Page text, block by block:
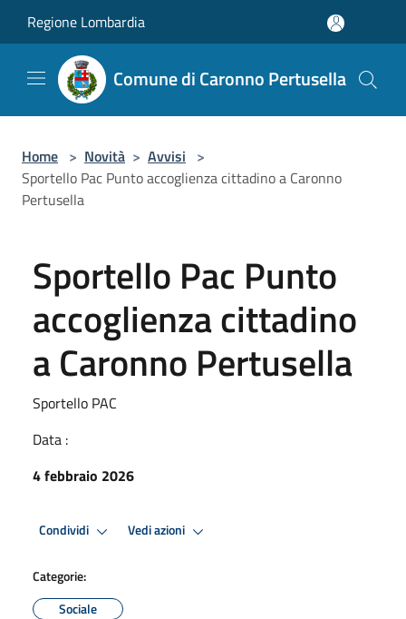
Regione Lombardia
Comune di Caronno Pertusella
Home > Novità > Avvisi >
Sportello Pac Punto accoglienza cittadino a Caronno
Pertusella
Sportello Pac Punto
accoglienza cittadino
a Caronno Pertusella
Sportello PAC
Data :
4 febbraio 2026
Condividi Vedi azioni
Categorie:
Sociale